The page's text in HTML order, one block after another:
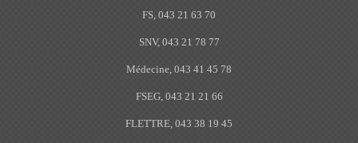
FS, 043 21 63 70
SNV, 043 21 78 77
Médecine, 043 41 45 78
FSEG, 043 21 21 66
FLETTRE, 043 38 19 45